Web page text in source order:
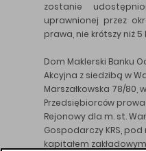
zostanie
uprawnionej przez
prawa, nie krótszy niż 5
Dom Maklerski Banku
Akcyjna z siedzibą w
Marszałkowska 78/80,
Przedsiębiorców
Rejonowy dla m. st.
Gospodarczy KRS,
kapitałem